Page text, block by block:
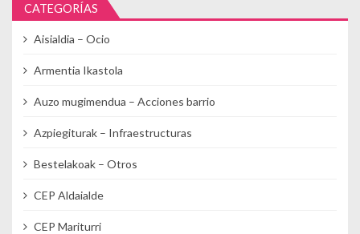
CATEGORÍAS
Aisialdia – Ocio
Armentia Ikastola
Auzo mugimendua – Acciones barrio
Azpiegiturak – Infraestructuras
Bestelakoak – Otros
CEP Aldaialde
CEP Mariturri